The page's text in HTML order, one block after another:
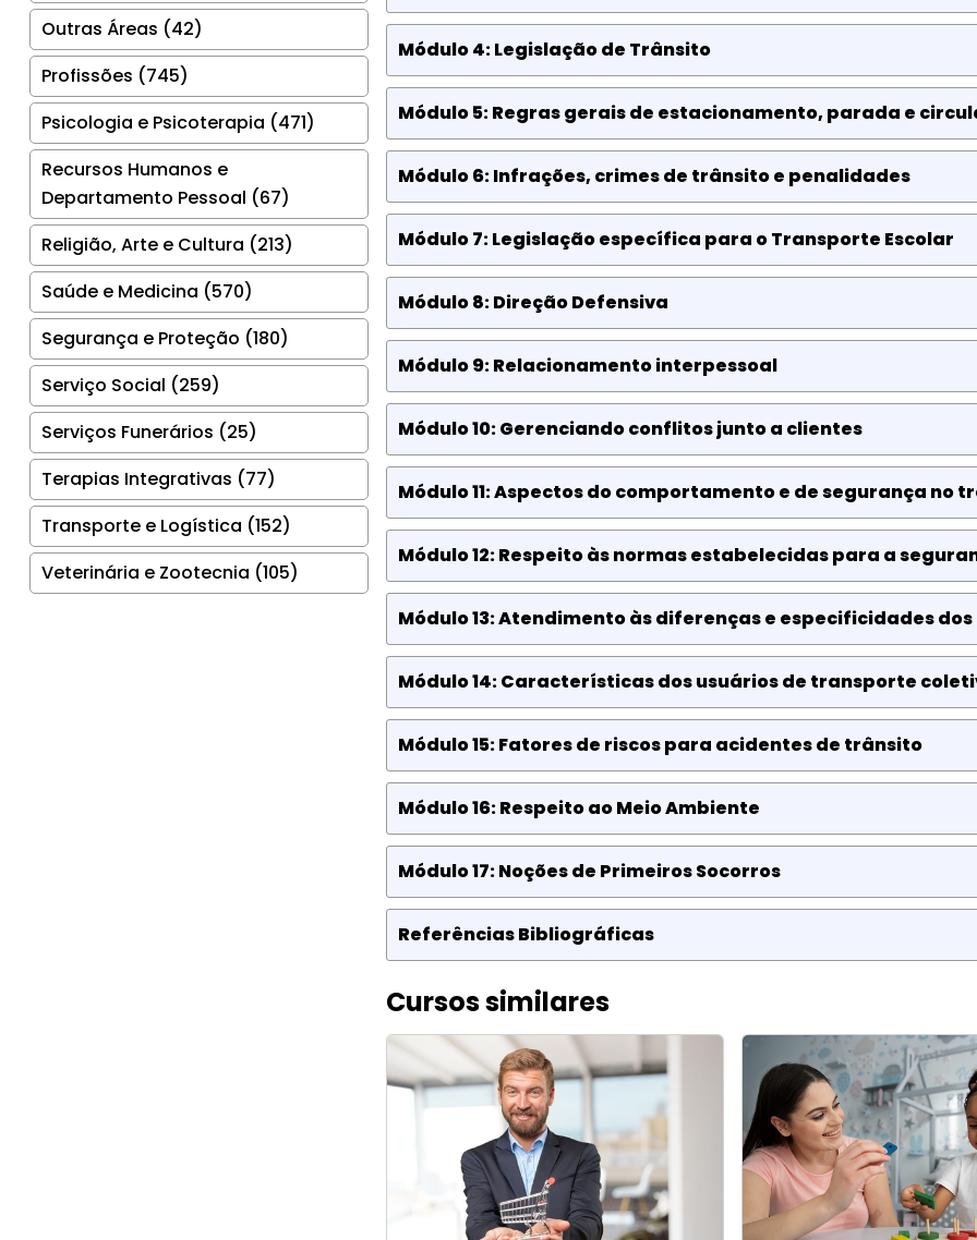
Outras Áreas (42)
Profissões (745)
Psicologia e Psicoterapia (471)
Recursos Humanos e
Departamento Pessoal (67)
Religião, Arte e Cultura (213)
Saúde e Medicina (570)
Segurança e Proteção (180)
Serviço Social (259)
Serviços Funerários (25)
Terapias Integrativas (77)
Transporte e Logística (152)
Veterinária e Zootecnia (105)
Módulo 4: Legislação de Trânsito
Módulo 5: Regras gerais de estacionamento, parada e
Módulo 6: Infrações, crimes de trânsito e penalidades
Módulo 7: Legislação específica para o Transporte Escolar
Módulo 8: Direção Defensiva
Módulo 9: Relacionamento interpessoal
Módulo 10: Gerenciando conflitos junto a clientes
Módulo 11: Aspectos do comportamento e de segurança no
Módulo 12: Respeito às normas estabelecidas para a
Módulo 13: Atendimento às diferenças e especificidades
Módulo 14: Características dos usuários de transporte
Módulo 15: Fatores de riscos para acidentes de trânsito
Módulo 16: Respeito ao Meio Ambiente
Módulo 17: Noções de Primeiros Socorros
Referências Bibliográficas
Cursos similares